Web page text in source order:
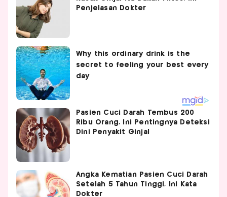
Penjelasan Dokter
Pasien Cuci Darah Tembus 200
Ribu Orang, Ini Pentingnya Deteksi
Dini Penyakit Ginjal
Angka Kematian Pasien Cuci Darah
Setelah 5 Tahun Tinggi, Ini Kata
Dokter